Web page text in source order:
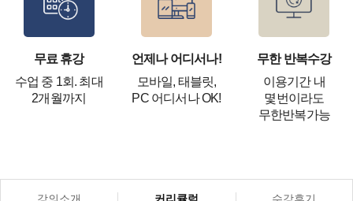
무료 휴강
수업 중 1회. 최대
2개월까지
언제나 어디서나!
모바일, 태블릿,
PC 어디서나 OK!
무한 반복수강
이용기간 내
몇번이라도
무한반복가능